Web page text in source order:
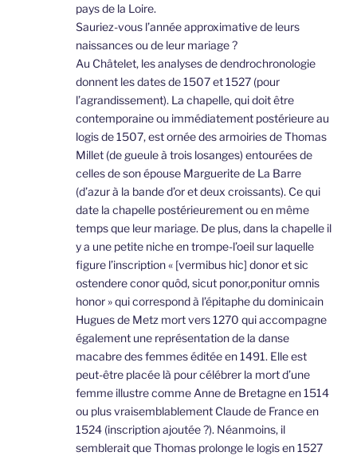
pays de la Loire.
Sauriez-vous l’année approximative de leurs
naissances ou de leur mariage ?
Au Châtelet, les analyses de dendrochronologie
donnent les dates de 1507 et 1527 (pour
l’agrandissement). La chapelle, qui doit être
contemporaine ou immédiatement postérieure au
logis de 1507, est ornée des armoiries de Thomas
Millet (de gueule à trois losanges) entourées de
celles de son épouse Marguerite de La Barre
(d’azur à la bande d’or et deux croissants). Ce qui
date la chapelle postérieurement ou en même
temps que leur mariage. De plus, dans la chapelle il
y a une petite niche en trompe-l’oeil sur laquelle
figure l’inscription « [vermibus hic] donor et sic
ostendere conor quôd, sicut ponor,ponitur omnis
honor » qui correspond à l’épitaphe du dominicain
Hugues de Metz mort vers 1270 qui accompagne
également une représentation de la danse
macabre des femmes éditée en 1491. Elle est
peut-être placée là pour célébrer la mort d’une
femme illustre comme Anne de Bretagne en 1514
ou plus vraisemblablement Claude de France en
1524 (inscription ajoutée ?). Néanmoins, il
semblerait que Thomas prolonge le logis en 1527